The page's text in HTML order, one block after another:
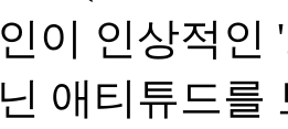
이 인상적인
애티튜드를